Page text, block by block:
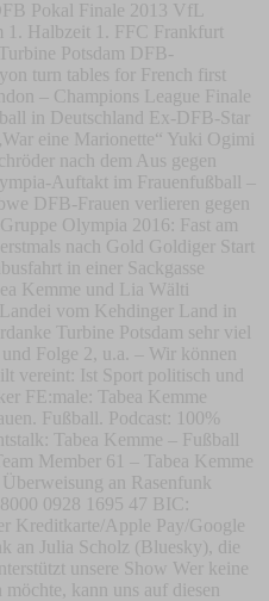
Pokal Finale 2013 VfL
1. Halbzeit 1. FFC Frankfurt
Potsdam DFB-
turn tables for French first
– Champions League Finale
in Deutschland Ex-DFB-Star
eine Marionette“ Yuki Ogimi
nach dem Aus gegen
Auftakt im Frauenfußball –
DFB-Frauen verlieren gegen
Olympia 2016: Fast am
nach Gold Goldiger Start
in einer Sackgasse
Kemme und Lia Wälti
vom Kehdinger Land in
Turbine Potsdam sehr viel
Folge 2, u.a. – Wir können
vereint: Ist Sport politisch und
FE:male: Tabea Kemme
Fußball. Podcast: 100%
Tabea Kemme – Fußball
Member 61 – Tabea Kemme
an Rasenfunk
0928 1695 47 BIC:
Kreditkarte/Apple Pay/Google
an Julia Scholz (Bluesky), die
unsere Show Wer keine
kann uns auf diesen